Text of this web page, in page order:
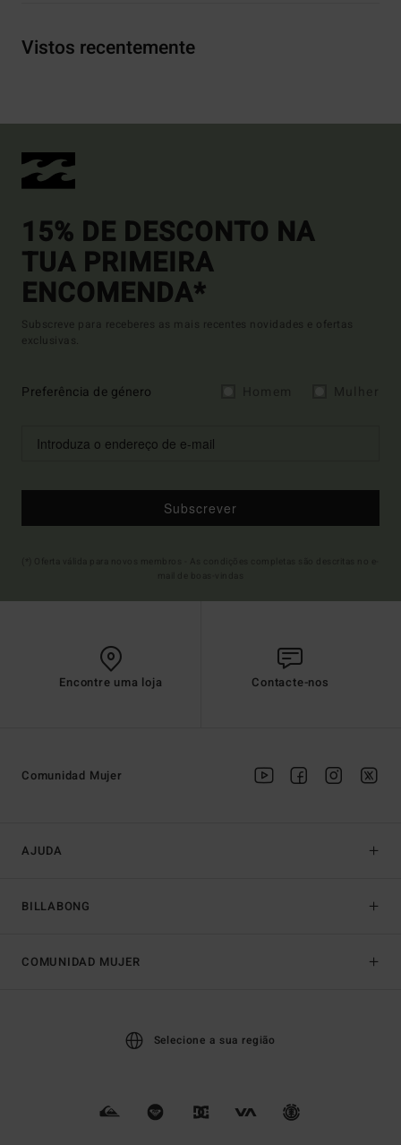
Vistos recentemente
15% DE DESCONTO NA
TUA PRIMEIRA
ENCOMENDA*
Subscreve para receberes as mais recentes novidades e ofertas
exclusivas.
Preferência de género
Subscrever
Encontre uma loja Contacte-nos
AJUDA
BILLABONG
Comunidad Mujer
COMUNIDAD MUJER
Selecione a sua região